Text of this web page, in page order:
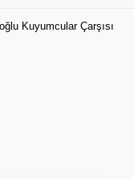
Kuyumcular Çarşısı